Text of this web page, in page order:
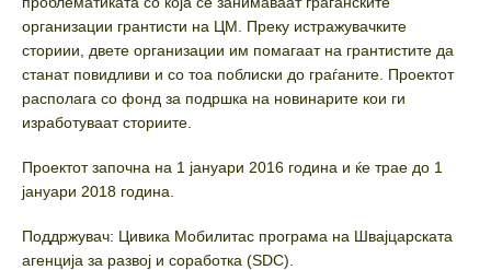
организации грантисти на ЦМ. Преку истражувачките
сториии, двете организации им помагаат на грантистите да
станат повидливи и со тоа поблиски до граѓаните. Проектот
располага со фонд за подршка на новинарите кои ги
изработуваат сториите.
Проектот започна на 1 јануари 2016 година и ќе трае до 1
јануари 2018 година.
Поддржувач: Цивика Мобилитас програма на Швајцарската
агенција за развој и соработка (SDC).